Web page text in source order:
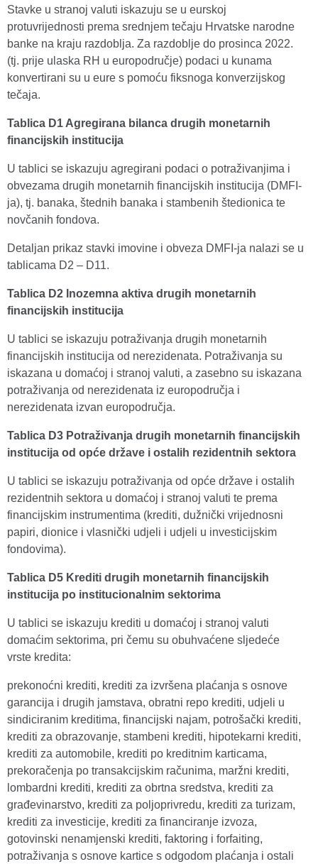
Stavke u stranoj valuti iskazuju se u eurskoj
protuvrijednosti prema srednjem tečaju Hrvatske narodne
banke na kraju razdoblja. Za razdoblje do prosinca 2022.
(tj. prije ulaska RH u europodručje) podaci u kunama
konvertirani su u eure s pomoću fiksnoga konverzijskog
tečaja.
Tablica D1 Agregirana bilanca drugih monetarnih
financijskih institucija
U tablici se iskazuju agregirani podaci o potraživanjima i
obvezama drugih monetarnih financijskih institucija (DMFI-
ja), tj. banaka, štednih banaka i stambenih štedionica te
novčanih fondova.
Detaljan prikaz stavki imovine i obveza DMFI-ja nalazi se u
tablicama D2 – D11.
Tablica D2 Inozemna aktiva drugih monetarnih
financijskih institucija
U tablici se iskazuju potraživanja drugih monetarnih
financijskih institucija od nerezidenata. Potraživanja su
iskazana u domaćoj i stranoj valuti, a zasebno su iskazana
potraživanja od nerezidenata iz europodručja i
nerezidenata izvan europodručja.
Tablica D3 Potraživanja drugih monetarnih financijskih
institucija od opće države i ostalih rezidentnih sektora
U tablici se iskazuju potraživanja od opće države i ostalih
rezidentnih sektora u domaćoj i stranoj valuti te prema
financijskim instrumentima (krediti, dužnički vrijednosni
papiri, dionice i vlasnički udjeli i udjeli u investicijskim
fondovima).
Tablica D5 Krediti drugih monetarnih financijskih
institucija po institucionalnim sektorima
U tablici se iskazuju krediti u domaćoj i stranoj valuti
domaćim sektorima, pri čemu su obuhvaćene sljedeće
vrste kredita:
prekonoćni krediti, krediti za izvršena plaćanja s osnove
garancija i drugih jamstava, obratni repo krediti, udjeli u
sindiciranim kreditima, financijski najam, potrošački krediti,
krediti za obrazovanje, stambeni krediti, hipotekarni krediti,
krediti za automobile, krediti po kreditnim karticama,
prekoračenja po transakcijskim računima, maržni krediti,
lombardni krediti, krediti za obrtna sredstva, krediti za
građevinarstvo, krediti za poljoprivredu, krediti za turizam,
krediti za investicije, krediti za financiranje izvoza,
gotovinski nenamjenski krediti, faktoring i forfaiting,
potraživanja s osnove kartice s odgodom plaćanja i ostali